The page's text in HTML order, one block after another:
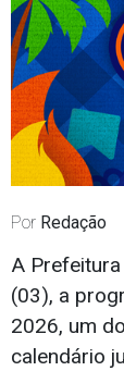
Por Redação
A
(03), a
2026, um
calendário